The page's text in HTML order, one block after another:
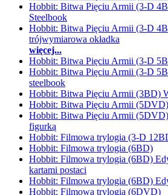
Hobbit: Bitwa Pięciu Armii (3-D
Steelbook
Hobbit: Bitwa Pięciu Armii (3-D
trójwymiarowa okładka
więcej...
Hobbit: Bitwa Pięciu Armii (3-D
Hobbit: Bitwa Pięciu Armii (3-D
steelbook
Hobbit: Bitwa Pięciu Armii (3BD)
Hobbit: Bitwa Pięciu Armii (5DVD)
Hobbit: Bitwa Pięciu Armii (5DVD)
figurką
Hobbit: Filmowa trylogia (3-D
Hobbit: Filmowa trylogia (6BD)
Hobbit: Filmowa trylogia (6BD)
kartami postaci
Hobbit: Filmowa trylogia (6BD)
Hobbit: Filmowa trylogia (6DVD)